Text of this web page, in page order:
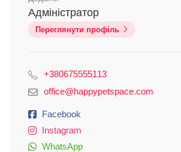
Адміністратор
Переглянути профіль
+380675555113
office@happypetspace.com
Facebook
Instagram
WhatsApp